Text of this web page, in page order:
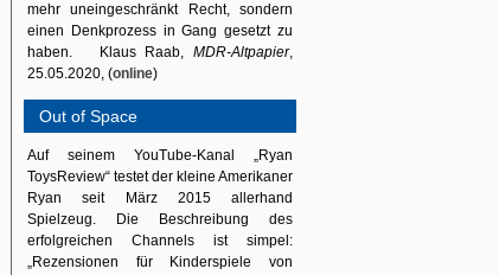
mehr uneingeschränkt Recht, sondern
einen Denkprozess in Gang gesetzt zu
haben. Klaus Raab, MDR-Altpapier,
25.05.2020, (online)
Out of Space
Auf seinem YouTube-Kanal „Ryan
ToysReview“ testet der kleine Amerikaner
Ryan seit März 2015 allerhand
Spielzeug. Die Beschreibung des
erfolgreichen Channels ist simpel:
„Rezensionen für Kinderspiele von